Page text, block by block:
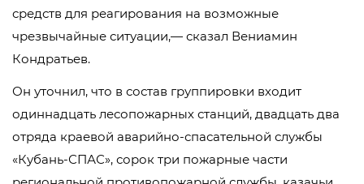
средств для реагирования на возможные
чрезвычайные ситуации,— сказал Вениамин
Кондратьев.
Он уточнил, что в состав группировки входит
одиннадцать лесопожарных станций, двадцать два
отряда краевой аварийно-спасательной службы
«Кубань-СПАС», сорок три пожарные части